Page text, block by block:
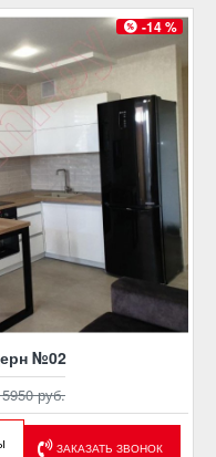
-14 %
№02
руб.
ЗАКАЗАТЬ ЗВОНОК